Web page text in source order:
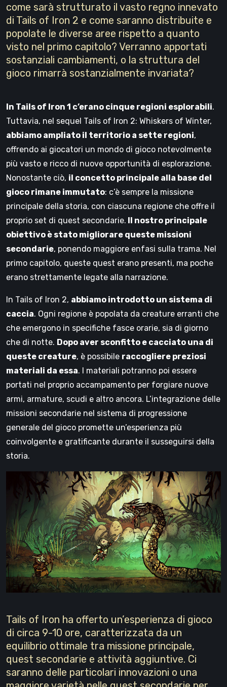
come sarà strutturato il vasto regno innevato
di Tails of Iron 2 e come saranno distribuite e
popolate le diverse aree rispetto a quanto
visto nel primo capitolo? Verranno apportati
sostanziali cambiamenti, o la struttura del
gioco rimarrà sostanzialmente invariata?
In Tails of Iron 1 c’erano cinque regioni esplorabili.
Tuttavia, nel sequel Tails of Iron 2: Whiskers of Winter,
abbiamo ampliato il territorio a sette regioni,
offrendo ai giocatori un mondo di gioco notevolmente
più vasto e ricco di nuove opportunità di esplorazione.
Nonostante ciò, il concetto principale alla base del
gioco rimane immutato: c’è sempre la missione
principale della storia, con ciascuna regione che offre il
proprio set di quest secondarie. Il nostro principale
obiettivo è stato migliorare queste missioni
secondarie, ponendo maggiore enfasi sulla trama. Nel
primo capitolo, queste quest erano presenti, ma poche
erano strettamente legate alla narrazione.
In Tails of Iron 2, abbiamo introdotto un sistema di
caccia. Ogni regione è popolata da creature erranti che
che emergono in specifiche fasce orarie, sia di giorno
che di notte. Dopo aver sconfitto e cacciato una di
queste creature, è possibile raccogliere preziosi
materiali da essa. I materiali potranno poi essere
portati nel proprio accampamento per forgiare nuove
armi, armature, scudi e altro ancora. L’integrazione delle
missioni secondarie nel sistema di progressione
generale del gioco promette un’esperienza più
coinvolgente e gratificante durante il susseguirsi della
storia.
Tails of Iron ha offerto un’esperienza di gioco
di circa 9-10 ore, caratterizzata da un
equilibrio ottimale tra missione principale,
quest secondarie e attività aggiuntive. Ci
saranno delle particolari innovazioni o una